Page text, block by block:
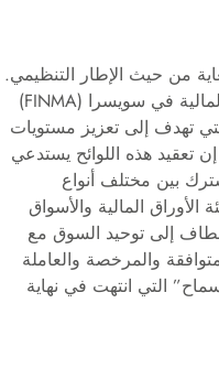
من حيث الإطار التنظيمي.
أدخلت هيئة الإشراف على الأسواق المالية في سويسرا (FINMA)
تهدف إلى تعزيز مستويات
تعقيد هذه اللوائح يستدعي
بين مختلف أنواع
المالية والأسواق
إلى توحيد السوق مع
والمرخصة والعاملة
التي انتهت في نهاية